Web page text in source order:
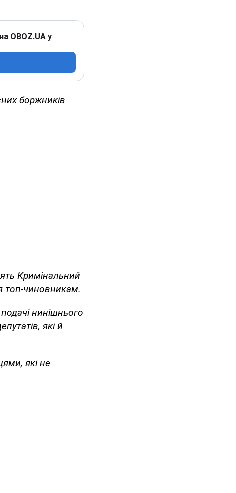
OBOZ.UA у
боржників
Кримінальний
топ-чиновникам.
нинішнього
які й
які не